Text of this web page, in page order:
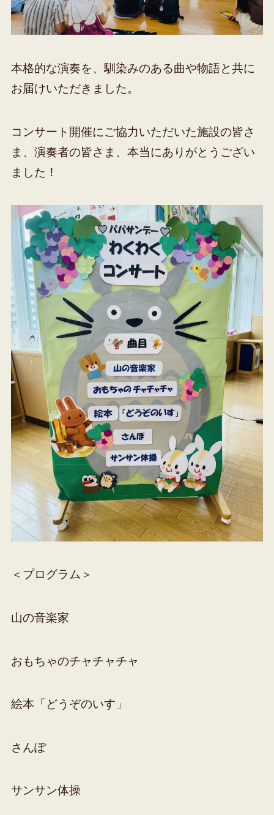
本格的な演奏を、馴染みのある曲や物語と共に
お届けいただきました。
コンサート開催にご協力いただいた施設の皆さ
ま、演奏者の皆さま、本当にありがとうござい
ました！
＜プログラム＞
山の音楽家
おもちゃのチャチャチャ
絵本「どうぞのいす」
さんぽ
サンサン体操